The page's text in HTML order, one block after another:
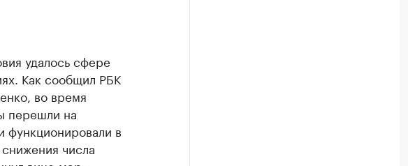
удалось сфере
Как сообщил РБК
во время
перешли на
функционировали в
числа